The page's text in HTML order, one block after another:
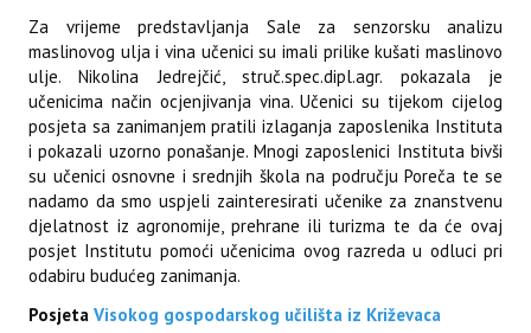
Za vrijeme predstavljanja Sale za senzorsku analizu
maslinovog ulja i vina učenici su imali prilike kušati maslinovo
ulje. Nikolina Jedrejčić, struč.spec.dipl.agr. pokazala je
učenicima način ocjenjivanja vina. Učenici su tijekom cijelog
posjeta sa zanimanjem pratili izlaganja zaposlenika Instituta
i pokazali uzorno ponašanje. Mnogi zaposlenici Instituta bivši
su učenici osnovne i srednjih škola na području Poreča te se
nadamo da smo uspjeli zainteresirati učenike za znanstvenu
djelatnost iz agronomije, prehrane ili turizma te da će ovaj
posjet Institutu pomoći učenicima ovog razreda u odluci pri
odabiru budućeg zanimanja.
Posjeta Visokog gospodarskog učilišta iz Križevaca